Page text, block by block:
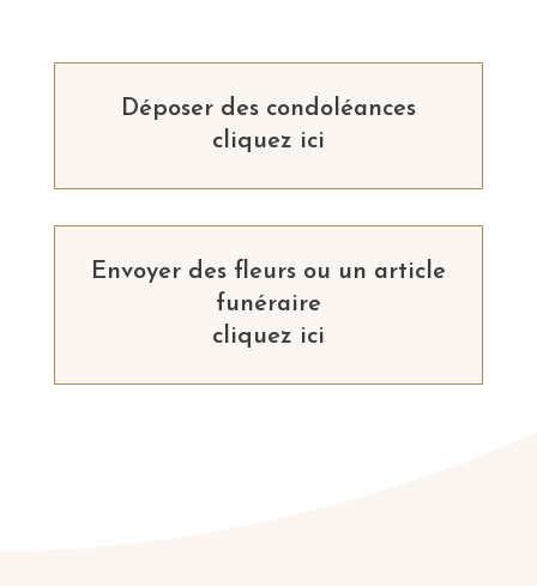
Déposer des condoléances
cliquez ici
Envoyer des fleurs ou un article
funéraire
cliquez ici